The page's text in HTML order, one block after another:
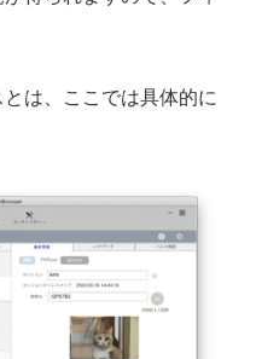
は、ここでは具体的に